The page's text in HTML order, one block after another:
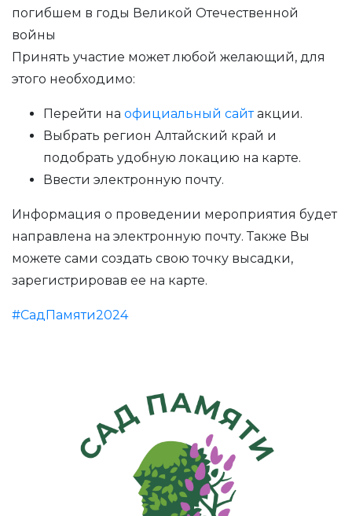
погибшем в годы Великой Отечественной
войны
Принять участие может любой желающий, для
этого необходимо:
Перейти на официальный сайт акции.
Выбрать регион Алтайский край и
подобрать удобную локацию на карте.
Ввести электронную почту.
Информация о проведении мероприятия будет
направлена на электронную почту. Также Вы
можете сами создать свою точку высадки,
зарегистрировав ее на карте.
#СадПамяти2024